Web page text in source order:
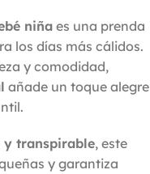
niña es una prenda
los días más cálidos.
y comodidad,
añade un toque alegre
y transpirable, este
y garantiza